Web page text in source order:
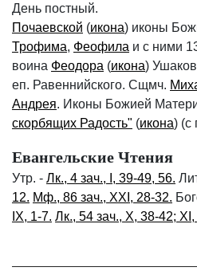
День постный.
Почаевской (икона) иконы
Трофима, Феофила и с ними
воина Феодора (икона)
еп. Равеннийского. Сщмч.
Андрея. Иконы Божией
скорбящих Радость" (икона) (с
Евангельские Чтения
Утр. - Лк., 4 зач., I, 39-49, 56.
12. Мф., 86 зач., XXI, 28-32.
IX, 1-7. Лк., 54 зач., X, 38-42;